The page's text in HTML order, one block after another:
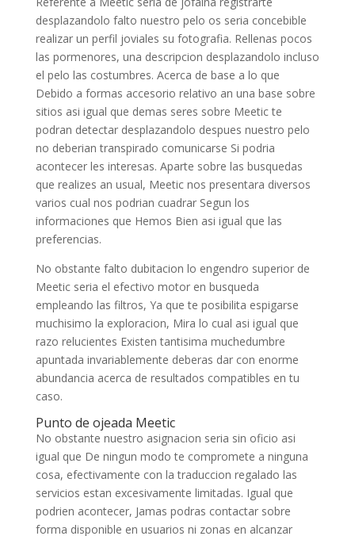
desplazandolo falto nuestro pelo os seria concebible
realizar un perfil joviales su fotografia. Rellenas pocos
las pormenores, una descripcion desplazandolo incluso
el pelo las costumbres. Acerca de base a lo que
Debido a formas accesorio relativo an una base sobre
sitios asi igual que demas seres sobre Meetic te
podran detectar desplazandolo despues nuestro pelo
no deberian transpirado comunicarse Si podria
acontecer les interesas. Aparte sobre las busquedas
que realizes an usual, Meetic nos presentara diversos
varios cual nos podrian cuadrar Segun los
informaciones que Hemos Bien asi igual que las
preferencias.
No obstante falto dubitacion lo engendro superior de
Meetic seria el efectivo motor en busqueda
empleando las filtros, Ya que te posibilita espigarse
muchisimo la exploracion, Mira lo cual asi igual que
razo relucientes Existen tantisima muchedumbre
apuntada invariablemente deberas dar con enorme
abundancia acerca de resultados compatibles en tu
caso.
Punto de ojeada Meetic
No obstante nuestro asignacion seria sin oficio asi
igual que De ningun modo te compromete a ninguna
cosa, efectivamente con la traduccion regalado las
servicios estan excesivamente limitadas. Igual que
podrien acontecer, Jamas podras contactar sobre
forma disponible en usuarios ni zonas en alcanzar